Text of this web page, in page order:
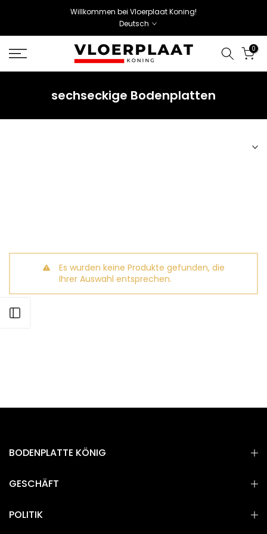
Willkommen bei Vloerplaat Koning!
Deutsch
0
sechseckige Bodenplatten
Es wurden keine Produkte gefunden, die
Ihrer Auswahl entsprechen.
BODENPLATTE KÖNIG
GESCHÄFT
POLITIK